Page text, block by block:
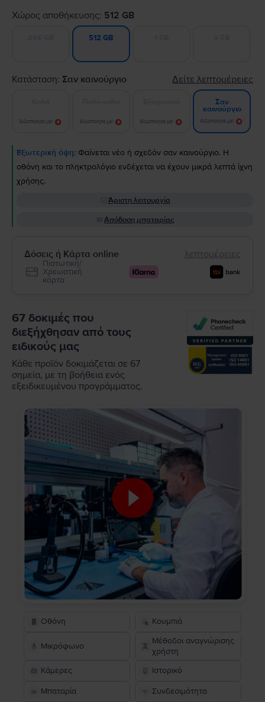
Χώρος αποθήκευσης: 512 GB
512 GB
Κατάσταση: Σαν καινούργιο Δείτε λεπτομέρειες
Ειδοποίησε με! Ειδοποίησε με! Ειδοποίησε με!
Σαν
καινούργιο
Ειδοποίησε με!
Εξωτερική όψη: Φαίνεται νέο ή σχεδόν σαν καινούργιο. Η
οθόνη και το πληκτρολόγιο ενδέχεται να έχουν μικρά λεπτά ίχνη
χρήσης.
Άριστη λειτουργία
Απόδοση μπαταρίας
Δόσεις ή Κάρτα online λεπτομέρειες
Πιστωτική/
Χρεωστική
κάρτα
67 δοκιμές που
διεξήχθησαν από τους
ειδικούς μας
Κάθε προϊόν δοκιμάζεται σε 67
σημεία, με τη βοήθεια ενός
εξειδικευμένου προγράμματος.
Οθόνη Κουμπιά
Μικρόφωνο
Μέθοδοι αναγνώρισης
χρήστη
Κάμερες
Ιστορικό
Μπαταρία Συνδεσιμότητα